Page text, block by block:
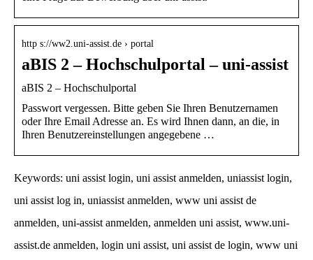
http s://ww2.uni-assist.de › portal
aBIS 2 – Hochschulportal – uni-assist
aBIS 2 – Hochschulportal
Passwort vergessen. Bitte geben Sie Ihren Benutzernamen
oder Ihre Email Adresse an. Es wird Ihnen dann, an die, in
Ihren Benutzereinstellungen angegebene …
Keywords: uni assist login, uni assist anmelden, uniassist login,
uni assist log in, uniassist anmelden, www uni assist de
anmelden, uni-assist anmelden, anmelden uni assist, www.uni-
assist.de anmelden, login uni assist, uni assist de login, www uni